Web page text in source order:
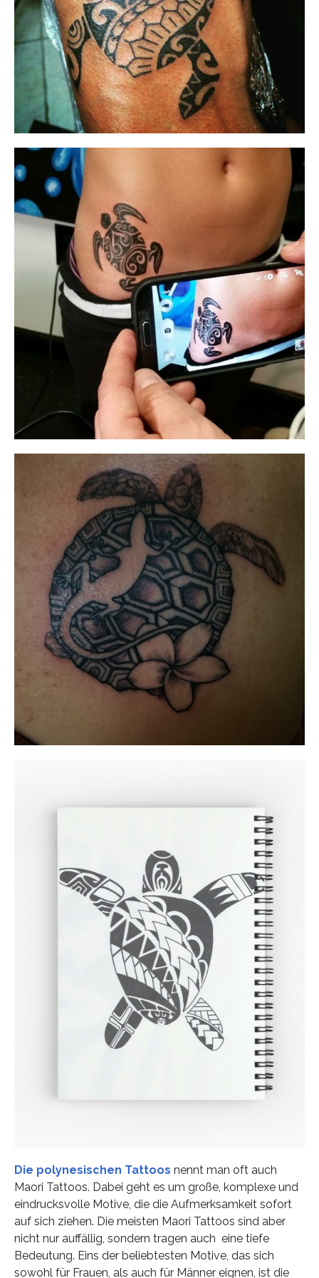
Die polynesischen Tattoos nennt man oft auch
Maori Tattoos. Dabei geht es um große, komplexe und
eindrucksvolle Motive, die die Aufmerksamkeit sofort
auf sich ziehen. Die meisten Maori Tattoos sind aber
nicht nur auffällig, sondern tragen auch eine tiefe
Bedeutung. Eins der beliebtesten Motive, das sich
sowohl für Frauen, als auch für Männer eignen, ist die